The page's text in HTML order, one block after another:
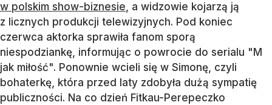
w polskim show-biznesie, a widzowie kojarzą ją
z licznych produkcji telewizyjnych. Pod koniec
czerwca aktorka sprawiła fanom sporą
niespodziankę, informując o powrocie do serialu "M
jak miłość". Ponownie wcieli się w Simonę, czyli
bohaterkę, która przed laty zdobyła dużą sympatię
publiczności. Na co dzień Fitkau-Perepeczko